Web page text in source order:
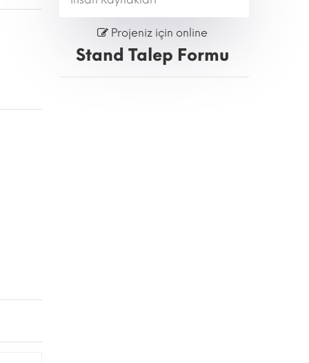
Projeniz için online
Stand Talep Formu